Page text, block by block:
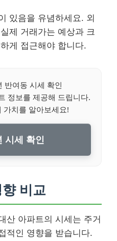
있음을 유념하세요. 외
제 거래가는 예상과 크
게 접근해야 합니다.
반여동 시세 확인
정보를 제공해 드립니다.
가치를 알아보세요!
시세 확인
비교
산 아파트의 시세는 주거
적인 영향을 받습니다.